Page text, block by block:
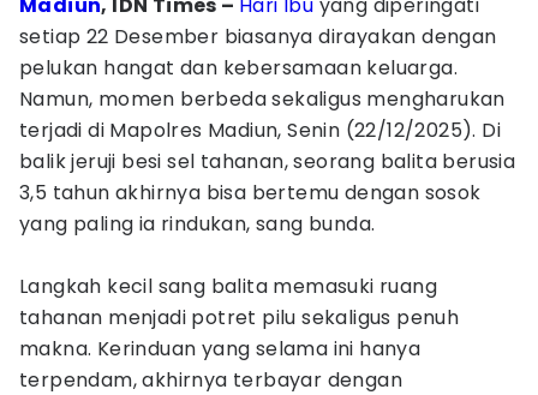
setiap 22 Desember biasanya dirayakan dengan
pelukan hangat dan kebersamaan keluarga.
Namun, momen berbeda sekaligus mengharukan
terjadi di Mapolres Madiun, Senin (22/12/2025). Di
balik jeruji besi sel tahanan, seorang balita berusia
3,5 tahun akhirnya bisa bertemu dengan sosok
yang paling ia rindukan, sang bunda.
Langkah kecil sang balita memasuki ruang
tahanan menjadi potret pilu sekaligus penuh
makna. Kerinduan yang selama ini hanya
terpendam, akhirnya terbayar dengan